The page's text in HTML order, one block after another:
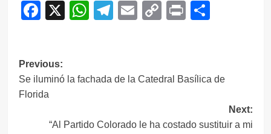
Facebook
X WhatsApp
Telegram
EmailCopy
Print
Navegación
de
Previous:
Se iluminó la fachada de la Catedral Basílica de
Florida
Next:
“Al Partido Colorado le ha costado sustituir a mi